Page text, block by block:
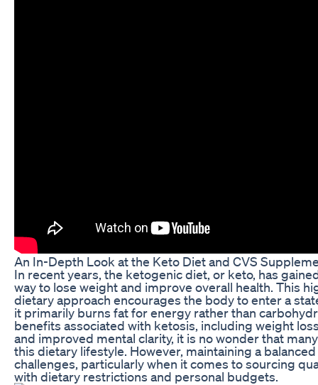
An In-Depth Look at the Keto Diet and CVS
In recent years, the ketogenic diet, or keto, has
way to lose weight and improve overall health. This
dietary approach encourages the body to enter a
it primarily burns fat for energy rather than
benefits associated with ketosis, including weight
and improved mental clarity, it is no wonder that
this dietary lifestyle. However, maintaining a
challenges, particularly when it comes to sourcing
with dietary restrictions and personal budgets.